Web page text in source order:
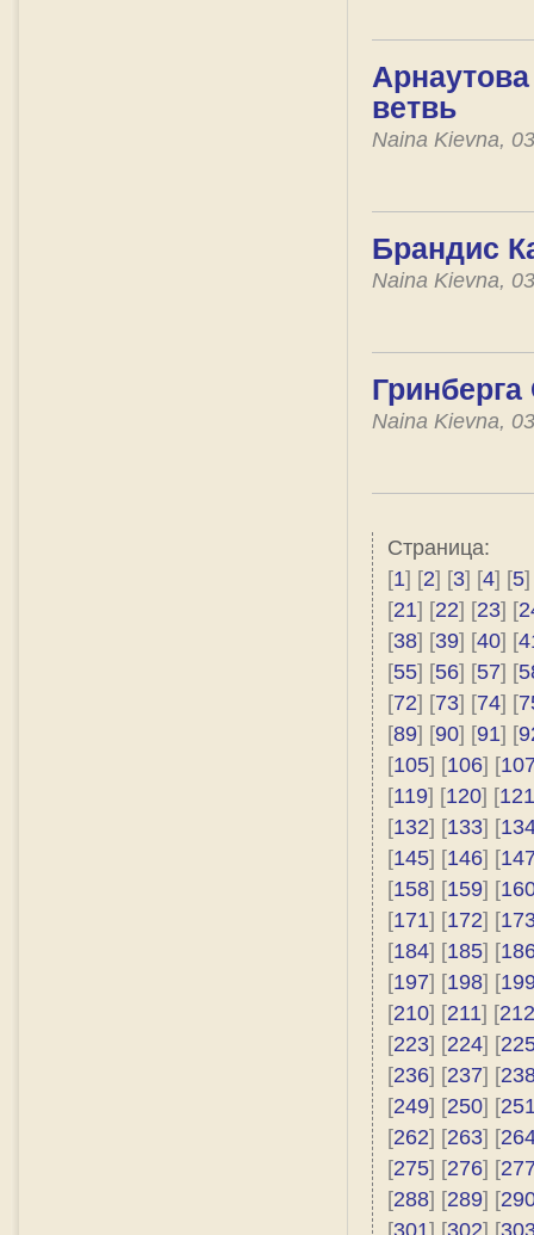
ветвь
Naina Kievna,
Брандис
Naina Kievna,
Naina Kievna,
Страница:
[1] [2] [3] [4] [5]
[21] [22] [23] [
[38] [39] [40] [
[55] [56] [57] [
[72] [73] [74] [
[89] [90] [91] [
[105] [106] [
[119] [120] [121
[132] [133] [
[145] [146] [
[158] [159] [
[171] [172] [
[184] [185] [
[197] [198] [
[210] [211] [212
[223] [224] [
[236] [237] [
[249] [250] [
[262] [263] [
[275] [276] [
[288] [289] [
[301] [302] [